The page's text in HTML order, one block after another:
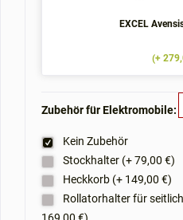
EXCEL
(+
Zubehör für Elektromobile:
Kein Zubehör
Stockhalter (+ 79,00 €)
Heckkorb (+ 149,00 €)
Rollatorhalter für